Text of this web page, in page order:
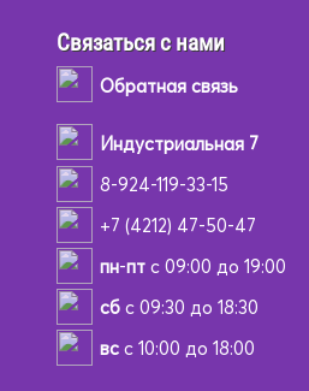
Связаться с нами
Обратная связь
Индустриальная 7
8-924-119-33-15
+7 (4212) 47-50-47
пн-птс 09:00 до 19:00
сбс 09:30 до 18:30
всс 10:00 до 18:00